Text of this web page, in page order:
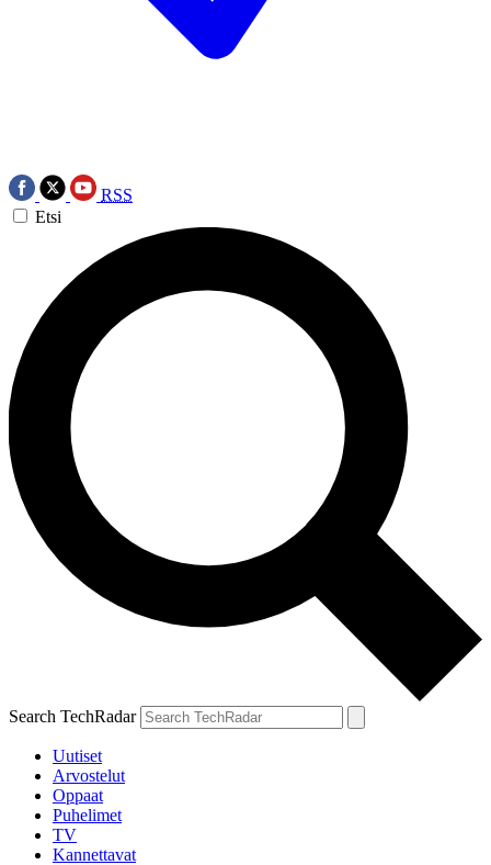
RSS
Etsi
Search TechRadar
Uutiset
Arvostelut
Oppaat
Puhelimet
TV
Kannettavat